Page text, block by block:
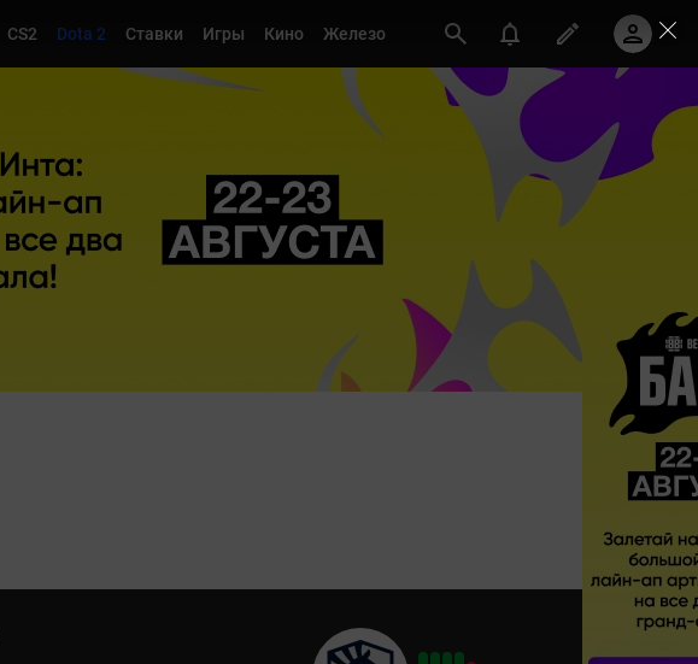
CS2 Dota 2 Ставки Игры Кино Железо